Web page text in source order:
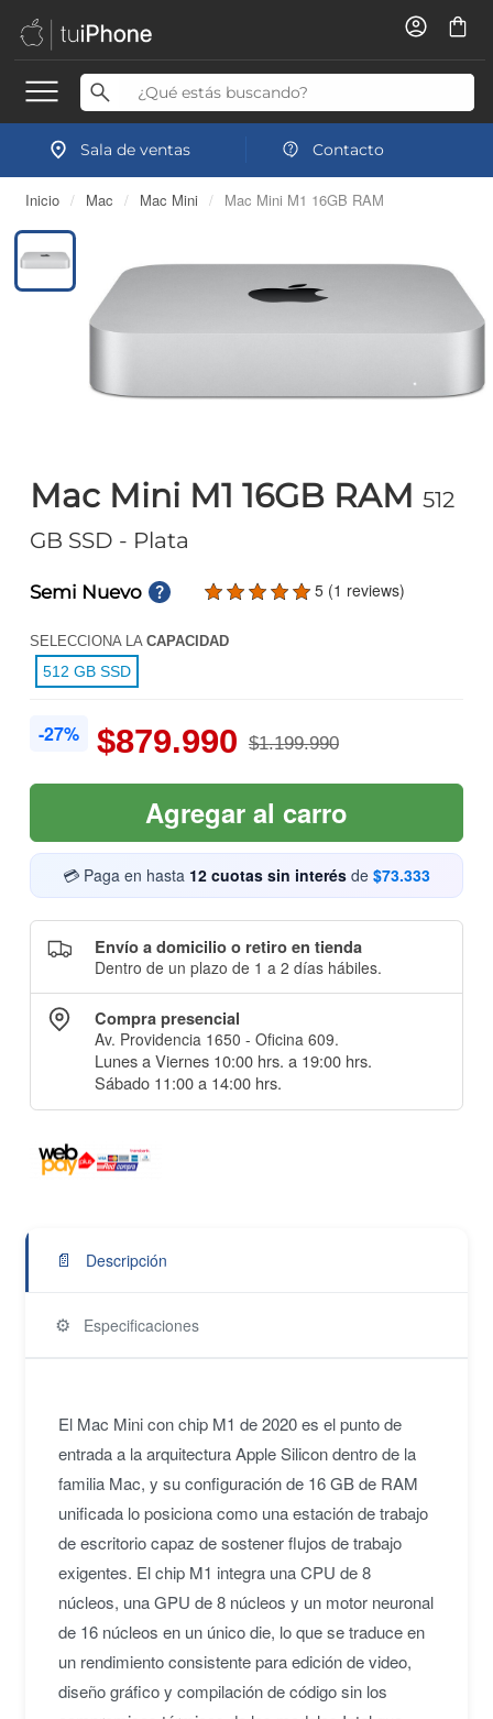
Sala de ventas Contacto
Inicio / Mac / Mac Mini / Mac Mini M1 16GB RAM
Mac Mini M1 16GB RAM 512
GB SSD - Plata
Semi Nuevo 5 (1 reviews)
SELECCIONA LA CAPACIDAD
512 GB SSD
-27% $879.990 $1.199.990
Agregar al carro
💳 Paga en hasta 12 cuotas sin interés de $73.333
Envío a domicilio o retiro en tienda
Dentro de un plazo de 1 a 2 días hábiles.
Compra presencial
Av. Providencia 1650 - Oficina 609.
Lunes a Viernes 10:00 hrs. a 19:00 hrs.
Sábado 11:00 a 14:00 hrs.
📄 Descripción
⚙️ Especificaciones
El Mac Mini con chip M1 de 2020 es el punto de
entrada a la arquitectura Apple Silicon dentro de la
familia Mac, y su configuración de 16 GB de RAM
unificada lo posiciona como una estación de trabajo
de escritorio capaz de sostener flujos de trabajo
exigentes. El chip M1 integra una CPU de 8
núcleos, una GPU de 8 núcleos y un motor neuronal
de 16 núcleos en un único die, lo que se traduce en
un rendimiento consistente para edición de video,
diseño gráfico y compilación de código sin los